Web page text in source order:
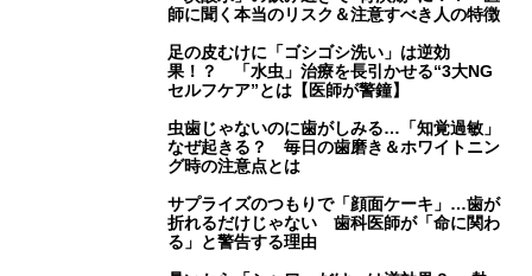
師に聞く本当のリスク＆注意すべき人の特徴
足の皮むけに「ゴシゴシ洗い」は逆効
果！？ 「水虫」治療を長引かせる“3大NG
セルフケア”とは【医師が警鐘】
虫歯じゃないのに歯がしみる…「知覚過敏」
なぜ起きる？ 毎日の歯磨き＆ホワイトニン
グ時の注意点とは
サプライズのつもりで「顔面ケーキ」…歯が
折れるだけじゃない 歯科医師が「命に関わ
る」と警告する理由